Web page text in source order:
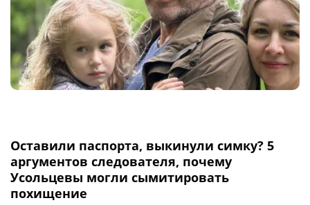
Оставили паспорта, выкинули симку? 5
аргументов следователя, почему
Усольцевы могли сымитировать
похищение